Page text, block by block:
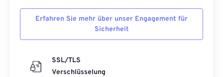
Erfahren Sie mehr über unser Engagement für
Sicherheit
SSL/TLS
Verschlüsselung